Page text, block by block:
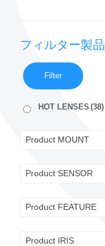
フィルター製品
Filter
HOT LENSES (38)
Product MOUNT
Product SENSOR
Product FEATURE
Product IRIS